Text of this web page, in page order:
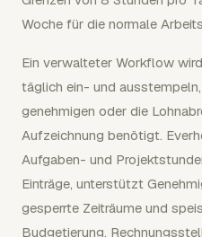
Woche für die normale
Ein verwalteter Workflow
täglich ein- und
genehmigen oder die
Aufzeichnung benötigt.
Aufgaben- und
Einträge, unterstützt
gesperrte Zeiträume und
Budgetierung,